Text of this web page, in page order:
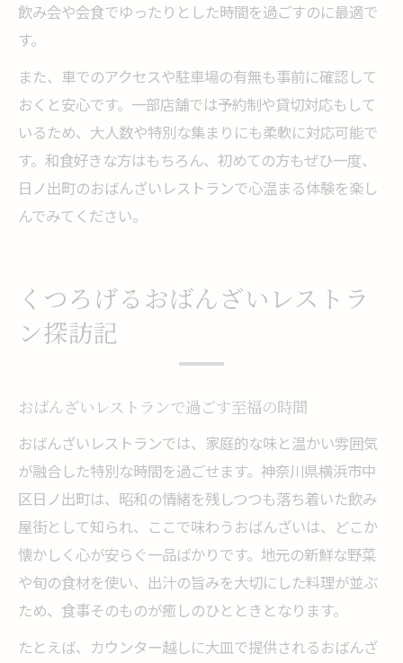
飲み会や会食でゆったりとした時間を過ごすのに最適で
す。
また、車でのアクセスや駐車場の有無も事前に確認して
おくと安心です。一部店舗では予約制や貸切対応もして
いるため、大人数や特別な集まりにも柔軟に対応可能で
す。和食好きな方はもちろん、初めての方もぜひ一度、
日ノ出町のおばんざいレストランで心温まる体験を楽し
んでみてください。
くつろげるおばんざいレストラ
ン探訪記
おばんざいレストランで過ごす至福の時間
おばんざいレストランでは、家庭的な味と温かい雰囲気
が融合した特別な時間を過ごせます。神奈川県横浜市中
区日ノ出町は、昭和の情緒を残しつつも落ち着いた飲み
屋街として知られ、ここで味わうおばんざいは、どこか
懐かしく心が安らぐ一品ばかりです。地元の新鮮な野菜
や旬の食材を使い、出汁の旨みを大切にした料理が並ぶ
ため、食事そのものが癒しのひとときとなります。
たとえば、カウンター越しに大皿で提供されるおばんざ